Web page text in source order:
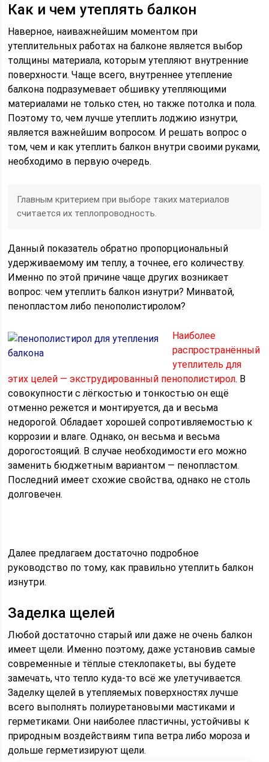
Как и чем утеплять балкон
Наверное, наиважнейшим моментом при
утеплительных работах на балконе является выбор
толщины материала, которым утепляют внутренние
поверхности. Чаще всего, внутреннее утепление
балкона подразумевает обшивку утепляющими
материалами не только стен, но также потолка и пола.
Поэтому то, чем лучше утеплить лоджию изнутри,
является важнейшим вопросом. И решать вопрос о
том, чем и как утеплить балкон внутри своими руками,
необходимо в первую очередь.
Главным критерием при выборе таких материалов
считается их теплопроводность.
Данный показатель обратно пропорциональный
удерживаемому им теплу, а точнее, его количеству.
Именно по этой причине чаще других возникает
вопрос: чем утеплить балкон изнутри? Минватой,
пенопластом либо пенополистиролом?
Наиболее
распространённый
утеплитель для
этих целей — экструдированный пенополистирол. В
совокупности с лёгкостью и тонкостью он ещё
отменно режется и монтируется, да и весьма
недорогой. Обладает хорошей сопротивляемостью к
коррозии и влаге. Однако, он весьма и весьма
дорогостоящий. В случае необходимости его можно
заменить бюджетным вариантом — пенопластом.
Последний имеет схожие свойства, однако не столь
долговечен.
Далее предлагаем достаточно подробное
руководство по тому, как правильно утеплить балкон
изнутри.
Заделка щелей
Любой достаточно старый или даже не очень балкон
имеет щели. Именно поэтому, даже установив самые
современные и тёплые стеклопакеты, вы будете
замечать, что тепло куда-то всё же улетучивается.
Заделку щелей в утепляемых поверхностях лучше
всего выполнять полиуретановыми мастиками и
герметиками. Они наиболее пластичны, устойчивы к
природным воздействиям типа ветра либо мороза и
дольше герметизируют щели.